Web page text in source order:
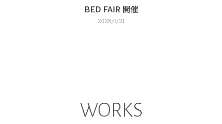
BED FAIR 開催
2025/1/21
WORKS